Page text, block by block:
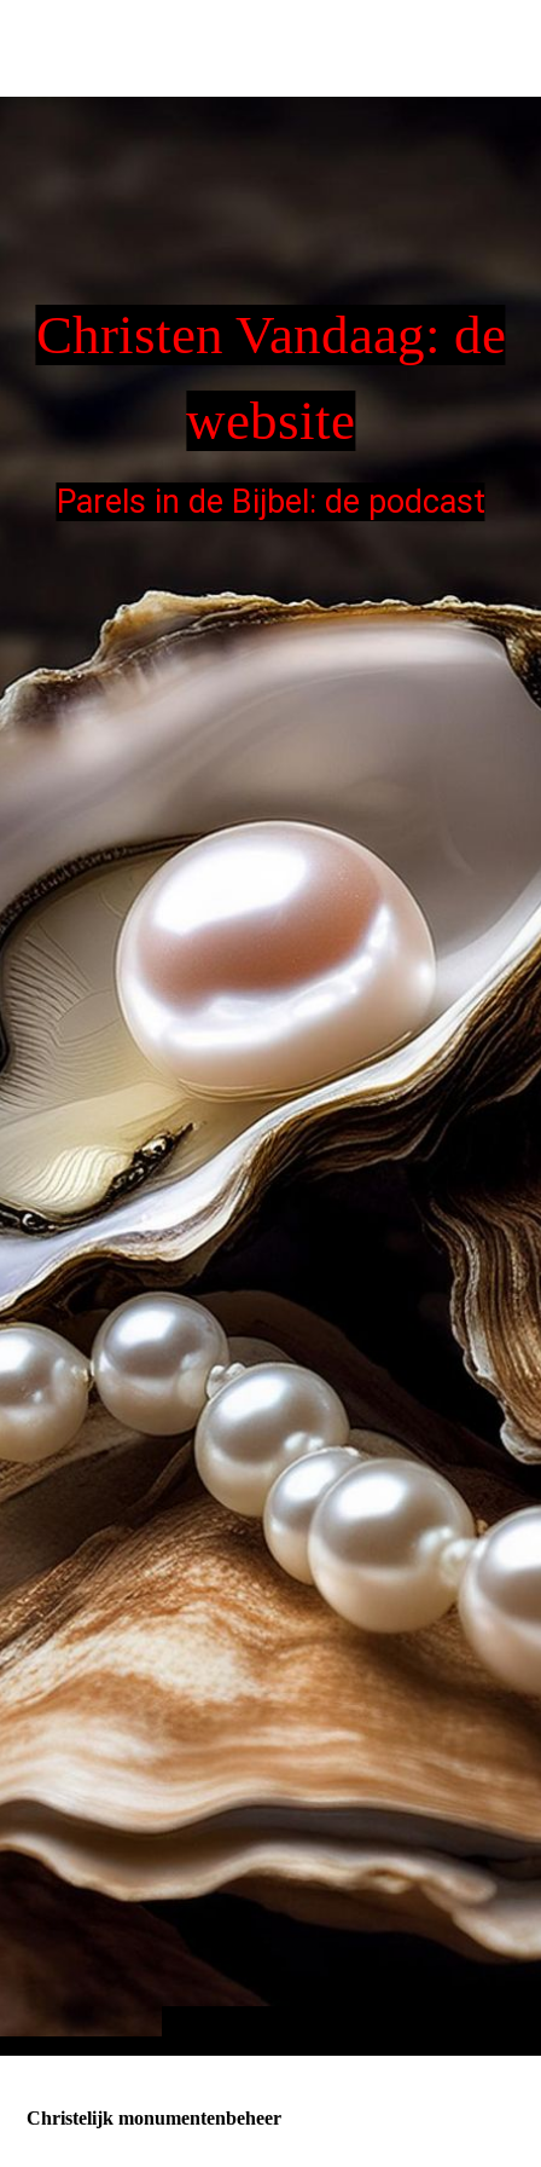
Christen Vandaag: de
website
Parels in de Bijbel: de podcast
Christelijk monumentenbeheer